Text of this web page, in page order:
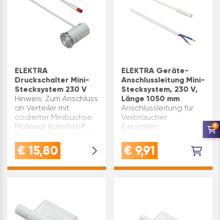
ELEKTRA
Druckschalter Mini-
Stecksystem 230 V
Hinweis: Zum Anschluss
an Verteiler mit
codierter Minibuchse.
Material: Kunststoff
Spannung: 230 V
Anschlusskabellänge(mm):
Ausstattung:
€ 15,80
ELEKTRA Geräte-
Anschlussleitung Mini-
Stecksystem, 230 V,
Länge 1050 mm
Anschlussleitung für
Verbraucher
(Leuchten,
Schutzklasse
IIVerbraucher mit
können im Mini-
Ausstattung: …
€ 9,91
0